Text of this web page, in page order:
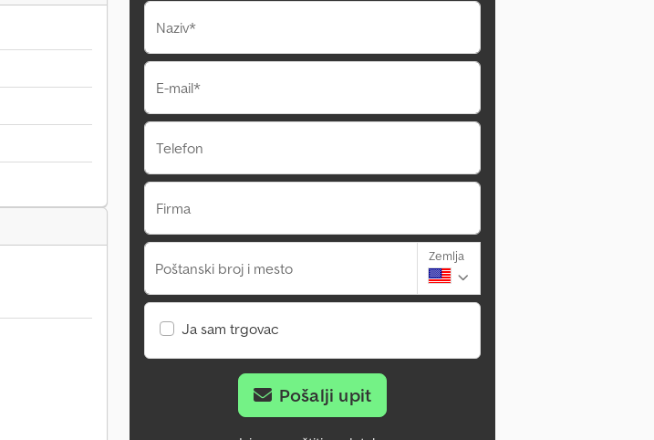
Naziv*
E-mail*
Telefon
Firma
Poštanski broj i mesto
Zemlja
Ja sam trgovac
Pošalji upit